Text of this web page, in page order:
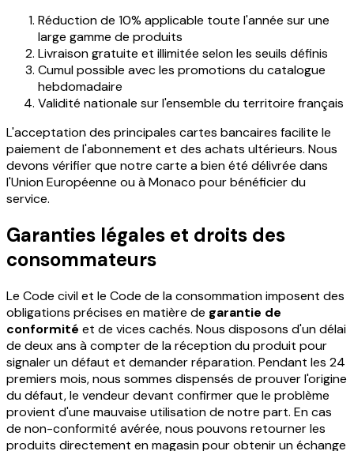
Réduction de 10% applicable toute l'année sur une
large gamme de produits
Livraison gratuite et illimitée selon les seuils définis
Cumul possible avec les promotions du catalogue
hebdomadaire
Validité nationale sur l'ensemble du territoire français
L'acceptation des principales cartes bancaires facilite le
paiement de l'abonnement et des achats ultérieurs. Nous
devons vérifier que notre carte a bien été délivrée dans
l'Union Européenne ou à Monaco pour bénéficier du
service.
Garanties légales et droits des
consommateurs
Le Code civil et le Code de la consommation imposent des
obligations précises en matière de garantie de
conformité et de vices cachés. Nous disposons d'un délai
de deux ans à compter de la réception du produit pour
signaler un défaut et demander réparation. Pendant les 24
premiers mois, nous sommes dispensés de prouver l'origine
du défaut, le vendeur devant confirmer que le problème
provient d'une mauvaise utilisation de notre part. En cas
de non-conformité avérée, nous pouvons retourner les
produits directement en magasin pour obtenir un échange